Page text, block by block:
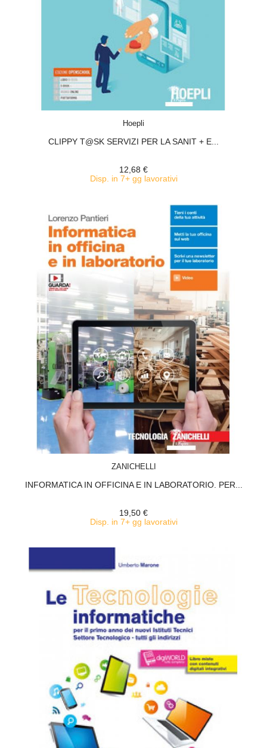
Hoepli
CLIPPY T@SK SERVIZI PER LA SANIT + E...
12,68 €
Disp. in 7+ gg lavorativi
ZANICHELLI
INFORMATICA IN OFFICINA E IN LABORATORIO. PER...
19,50 €
Disp. in 7+ gg lavorativi